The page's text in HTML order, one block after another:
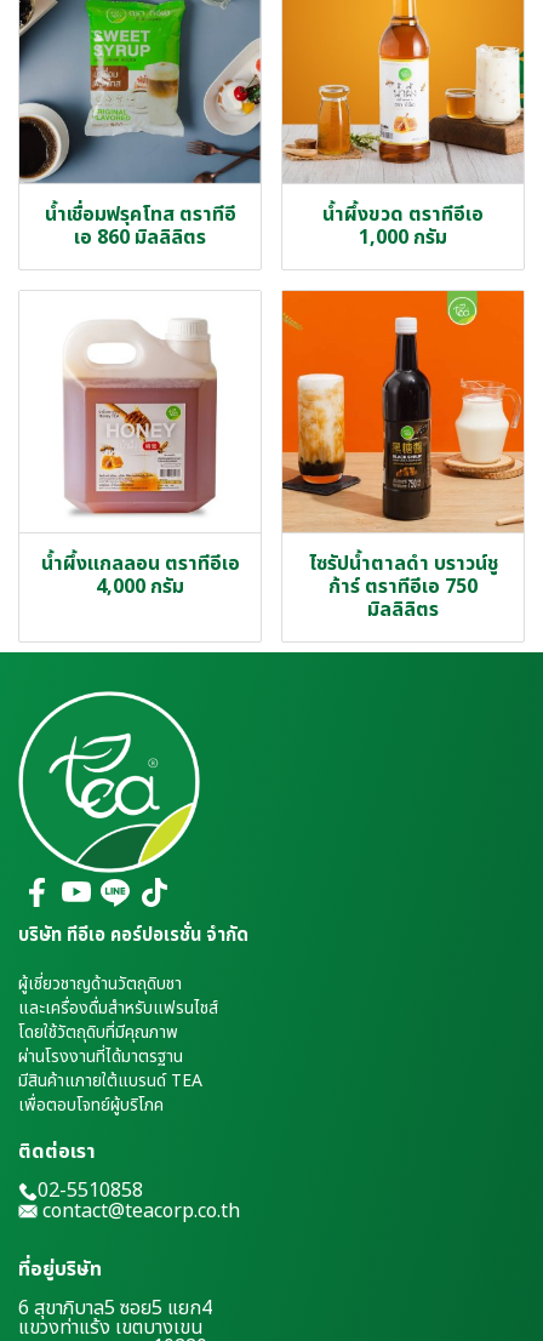
น้ำเชื่อมฟรุคโทส ตราทีอี
เอ 860 มิลลิลิตร
น้ำผึ้งขวด ตราทีอีเอ
1,000 กรัม
น้ำผึ้งแกลลอน ตราทีอีเอ
4,000 กรัม
ไซรัปน้ำตาลดำ บราวน์ชู
ก้าร์ ตราทีอีเอ 750
มิลลิลิตร
บริษัท ทีอีเอ คอร์ปอเรชั่น จำกัด
ผู้เชี่ยวชาญด้านวัตถุดิบชา
และเครื่องดื่มสำหรับแฟรนไชส์
โดยใช้วัตถุดิบที่มีคุณภาพ
ผ่านโรงงานที่ได้มาตรฐาน
มีสินค้าแภายใต้แบรนด์ TEA
เพื่อตอบโจทย์ผู้บริโภค
ติดต่อเรา
02-5510858
contact@teacorp.co.th
ที่อยู่บริษัท
6 สุขาภิบาล5 ซอย5 แยก4
แขวงท่าแร้ง เขตบางเขน